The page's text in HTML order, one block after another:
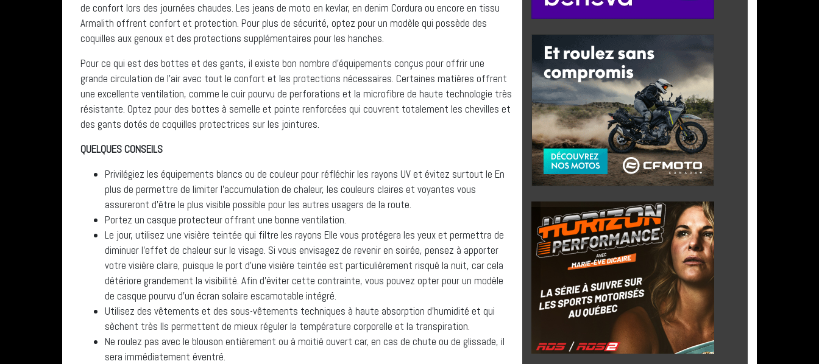
de confort lors des journées chaudes. Les jeans de moto en kevlar, en denim Cordura ou encore en tissu
Armalith offrent confort et protection. Pour plus de sécurité, optez pour un modèle qui possède des
coquilles aux genoux et des protections supplémentaires pour les hanches.
Pour ce qui est des bottes et des gants, il existe bon nombre d’équipements conçus pour offrir une
grande circulation de l’air avec tout le confort et les protections nécessaires. Certaines matières offrent
une excellente ventilation, comme le cuir pourvu de perforations et la microfibre de haute technologie très
résistante. Optez pour des bottes à semelle et pointe renforcées qui couvrent totalement les chevilles et
des gants dotés de coquilles protectrices sur les jointures.
QUELQUES CONSEILS
Privilégiez les équipements blancs ou de couleur pour réfléchir les rayons UV et évitez surtout le En
plus de permettre de limiter l’accumulation de chaleur, les couleurs claires et voyantes vous
assureront d’être le plus visible possible pour les autres usagers de la route.
Portez un casque protecteur offrant une bonne ventilation.
Le jour, utilisez une visière teintée qui filtre les rayons Elle vous protégera les yeux et permettra de
diminuer l’effet de chaleur sur le visage. Si vous envisagez de revenir en soirée, pensez à apporter
votre visière claire, puisque le port d’une visière teintée est particulièrement risqué la nuit, car cela
détériore grandement la visibilité. Afin d’éviter cette contrainte, vous pouvez opter pour un modèle
de casque pourvu d’un écran solaire escamotable intégré.
Utilisez des vêtements et des sous-vêtements techniques à haute absorption d’humidité et qui
sèchent très Ils permettent de mieux réguler la température corporelle et la transpiration.
Ne roulez pas avec le blouson entièrement ou à moitié ouvert car, en cas de chute ou de glissade, il
sera immédiatement éventré.